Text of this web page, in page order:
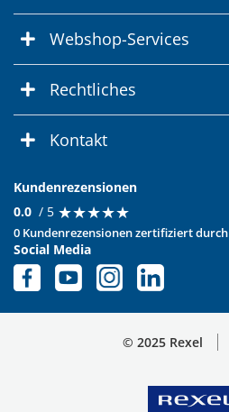
Webshop-Services
Rechtliches
Kontakt
Kundenrezensionen
0.0 / 5 ★★★★★
★★★★★
0 Kundenrezensionen zertifiziert durch
Social Media
© 2025 Rexel